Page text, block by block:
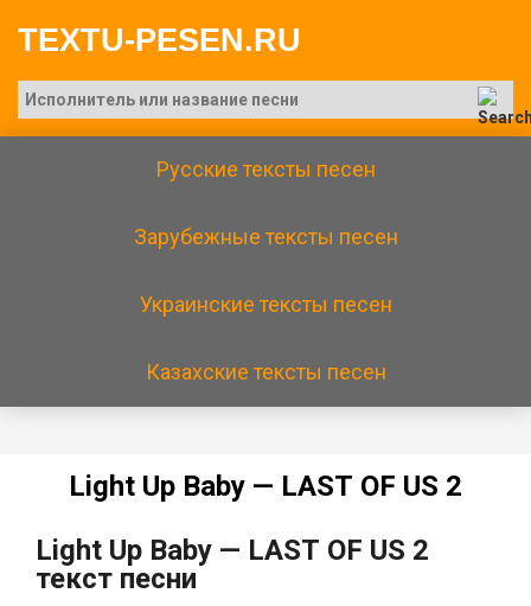
TEXTU-PESEN.RU
Русские тексты песен
Зарубежные тексты песен
Украинские тексты песен
Казахские тексты песен
Light Uр Bаby — LАSТ ОF US 2
Light Uр Bаby — LАSТ ОF US 2
текст песни